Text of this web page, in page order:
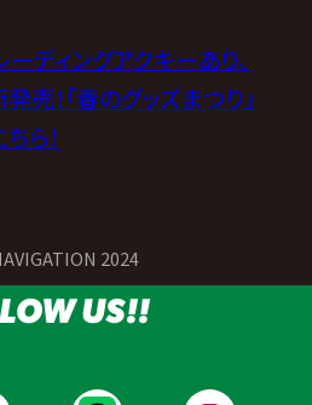
ディングアクキーあり、
売！「春のグッズまつり」
ら！
2024
US!!